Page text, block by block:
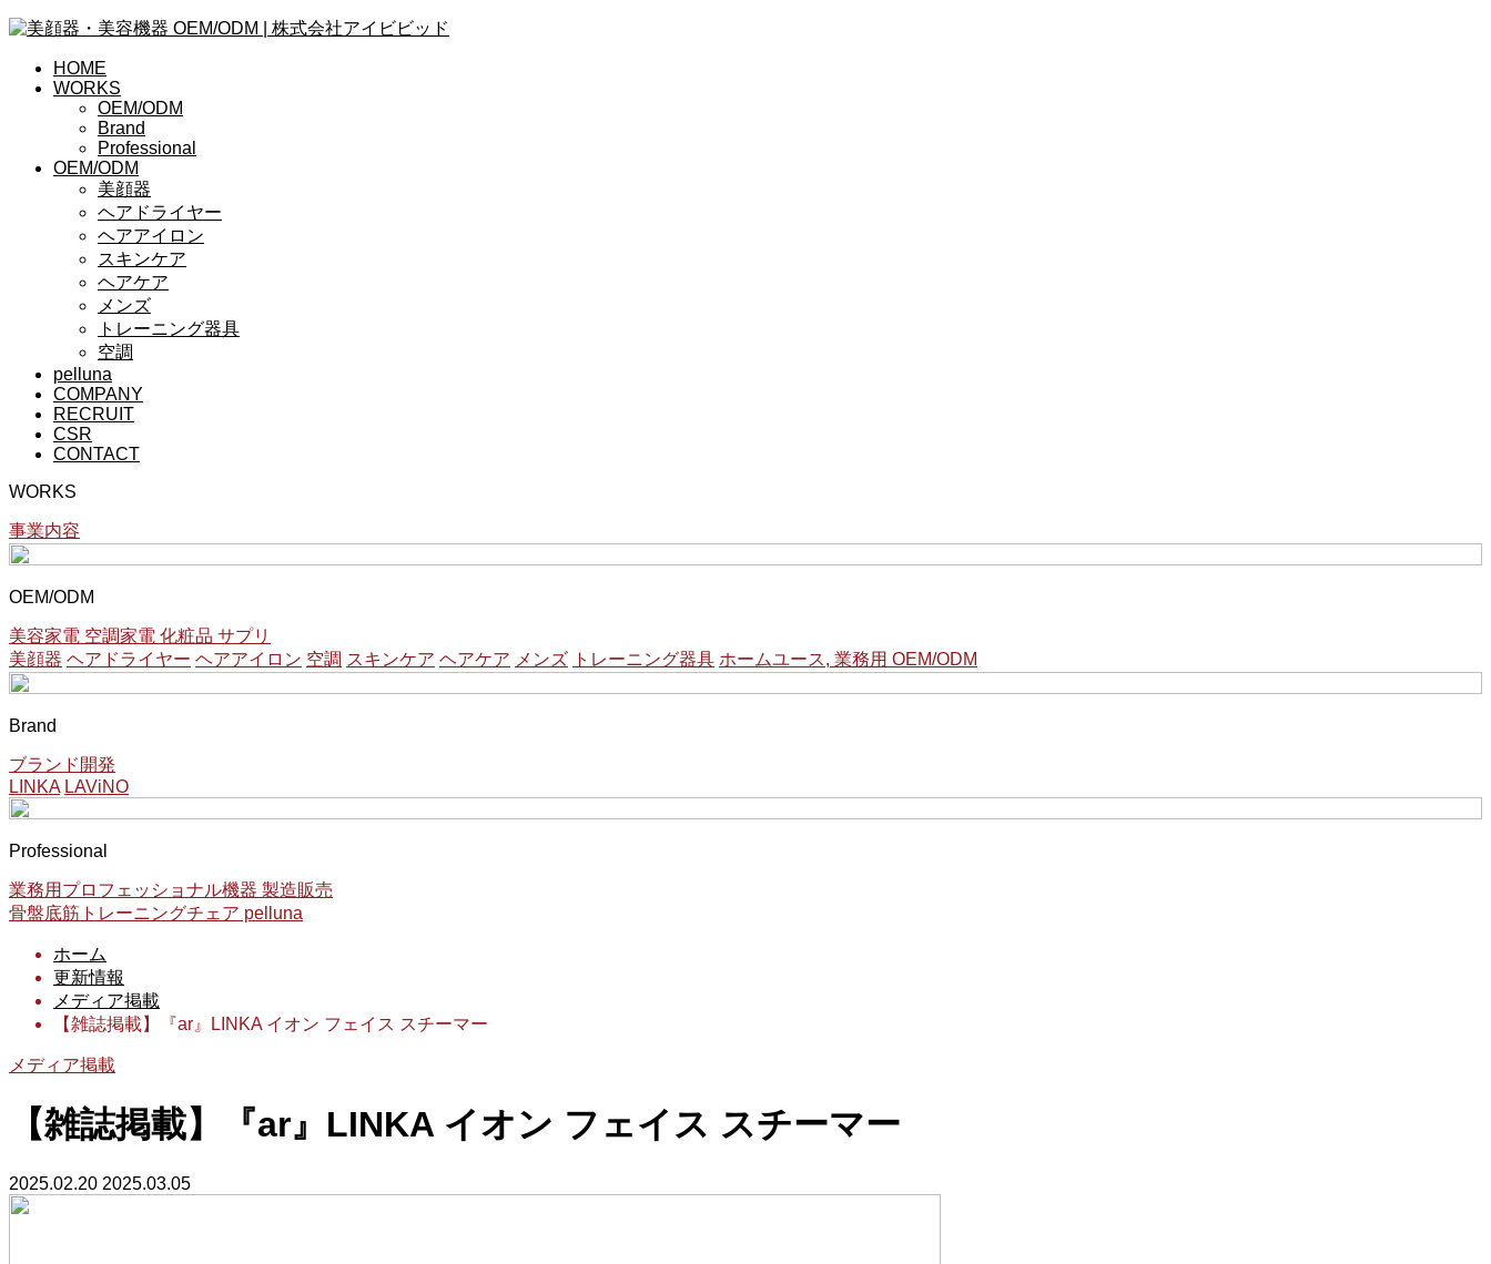
HOME
WORKS
OEM/ODM
Brand
Professional
OEM/ODM
美顔器
ヘアドライヤー
ヘアアイロン
スキンケア
ヘアケア
メンズ
トレーニング器具
空調
pelluna
COMPANY
RECRUIT
CSR
CONTACT
WORKS
事業内容
OEM/ODM
美容家電 空調家電 化粧品 サプリ
美顔器 ヘアドライヤー ヘアアイロン 空調 スキンケア ヘアケア メンズ トレーニング器具 ホームユース, 業務用 OEM/ODM
Brand
ブランド開発
LINKA LAViNO
Professional
業務用プロフェッショナル機器 製造販売
骨盤底筋トレーニングチェア pelluna
ホーム
更新情報
メディア掲載
【雑誌掲載】『ar』LINKA イオン フェイス スチーマー
メディア掲載
【雑誌掲載】『ar』LINKA イオン フェイス スチーマー
2025.02.20 2025.03.05